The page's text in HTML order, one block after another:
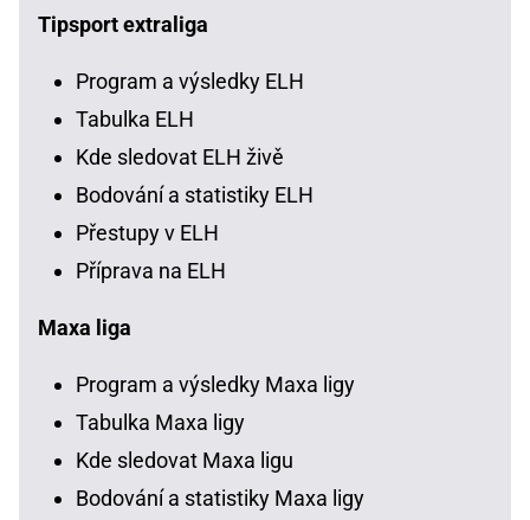
Tipsport extraliga
Program a výsledky ELH
Tabulka ELH
Kde sledovat ELH živě
Bodování a statistiky ELH
Přestupy v ELH
Příprava na ELH
Maxa liga
Program a výsledky Maxa ligy
Tabulka Maxa ligy
Kde sledovat Maxa ligu
Bodování a statistiky Maxa ligy